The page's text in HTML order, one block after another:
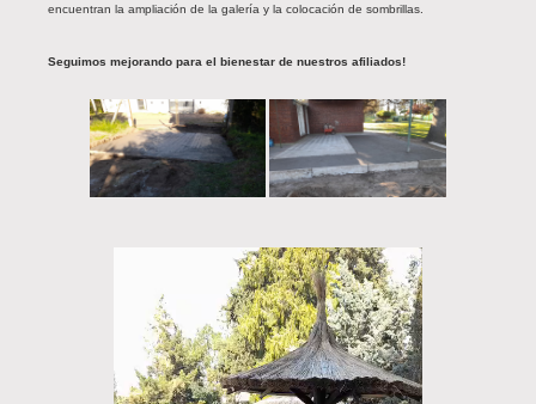
encuentran la ampliación de la galería y la colocación de sombrillas.
Seguimos mejorando para el bienestar de nuestros afiliados!